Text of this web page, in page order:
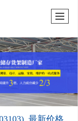
最新价格_